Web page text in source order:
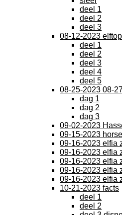
deel 1
deel 2
deel 3
08-12-2023
deel 1
deel 2
deel 3
deel 4
deel 5
08-25-2023 08-
dag 1
dag 2
dag 3
09-02-2023
09-15-2023
09-16-2023 elfia
09-16-2023 elfia
09-16-2023 elfia
09-16-2023 elfia
09-16-2023 elfia
10-21-2023 facts
deel 1
deel 2